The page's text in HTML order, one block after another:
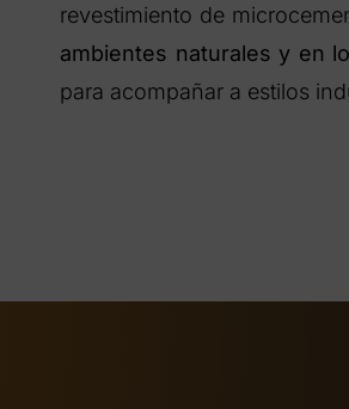
revestimiento de
ambientes naturales y en
para acompañar a estilos